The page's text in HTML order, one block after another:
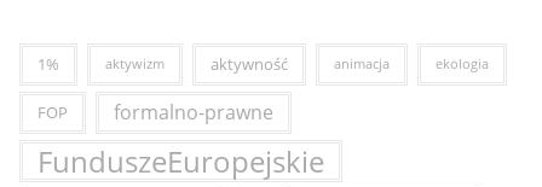
1% aktywizm aktywność animacja ekologia
FOP formalno-prawne
FunduszeEuropejskie